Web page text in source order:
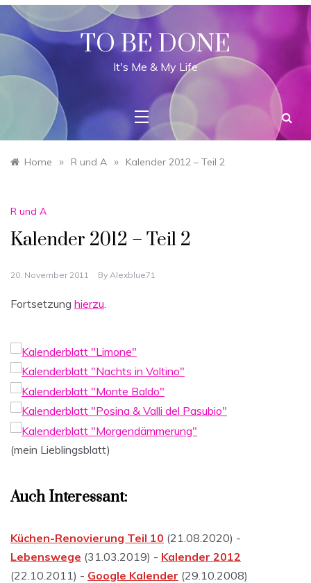
Skip
content
TO BE DONE
It's Me & My Life
Home » R und A » Kalender 2012 – Teil 2
R und A
Kalender 2012 – Teil 2
20. November 2011 By Alexblue71
Fortsetzung hierzu.
(mein Lieblingsblatt)
Auch Interessant:
Küchen-Renovierung Teil 10 (21.08.2020) -
Lebenswege (31.03.2019) - Kalender 2012
(22.10.2011) - Google Kalender (29.10.2008)